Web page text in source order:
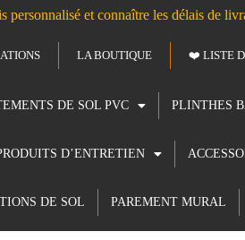
et connaître les délais de
LA BOUTIQUE ❤️ LISTE
DE SOL PVC PLINTHES
D’ENTRETIEN
DE SOL PAREMENT MURAL